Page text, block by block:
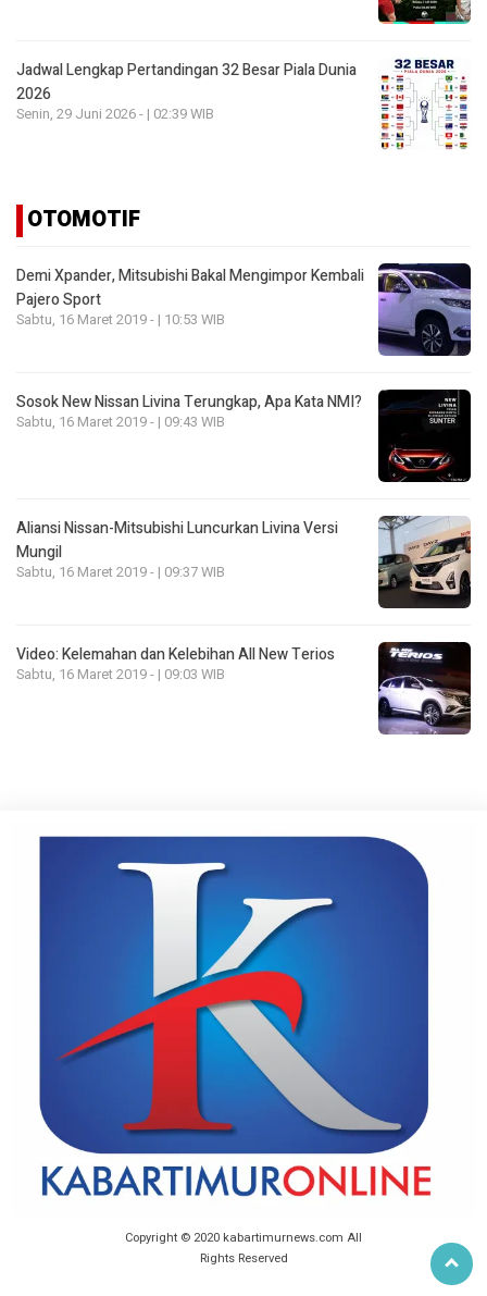
Jadwal Lengkap Pertandingan 32 Besar Piala Dunia
2026
Senin, 29 Juni 2026 - | 02:39 WIB
OTOMOTIF
Demi Xpander, Mitsubishi Bakal Mengimpor Kembali
Pajero Sport
Sabtu, 16 Maret 2019 - | 10:53 WIB
Sosok New Nissan Livina Terungkap, Apa Kata NMI?
Sabtu, 16 Maret 2019 - | 09:43 WIB
Aliansi Nissan-Mitsubishi Luncurkan Livina Versi
Mungil
Sabtu, 16 Maret 2019 - | 09:37 WIB
Video: Kelemahan dan Kelebihan All New Terios
Sabtu, 16 Maret 2019 - | 09:03 WIB
Copyright © 2020 kabartimurnews.com All
Rights Reserved